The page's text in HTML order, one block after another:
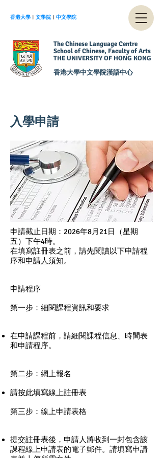
香港大學 ︱ 文學院 ︱ 中文學院
The Chinese Language Centre
School of Chinese, Faculty of Arts
THE UNIVERSITY OF HONG KONG
香港大學中文學院漢語中心
入學申請
申請截止日期：2026年8月21日（星期
五）下午4時。
在填寫註冊表之前，請先閱讀以下申請程
序和申請人須知。
申請程序
第一步：細閱課程資訊和要求
在申請課程前，請細閱課程信息、時間表
和申請程序。
第二步：網上報名
請按此填寫線上註冊表
第三步：線上申請表格
提交註冊表後，申請人將收到一封包含該
課程線上申請表的電子郵件。請填寫申請